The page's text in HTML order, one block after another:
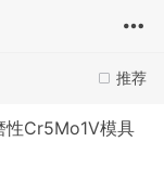
推荐
性Cr5Mo1V模具